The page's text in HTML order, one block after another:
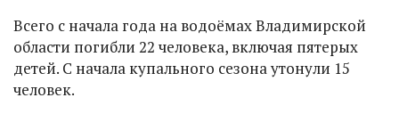
Всего с начала года на водоёмах Владимирской
области погибли 22 человека, включая пятерых
детей. С начала купального сезона утонули 15
человек.